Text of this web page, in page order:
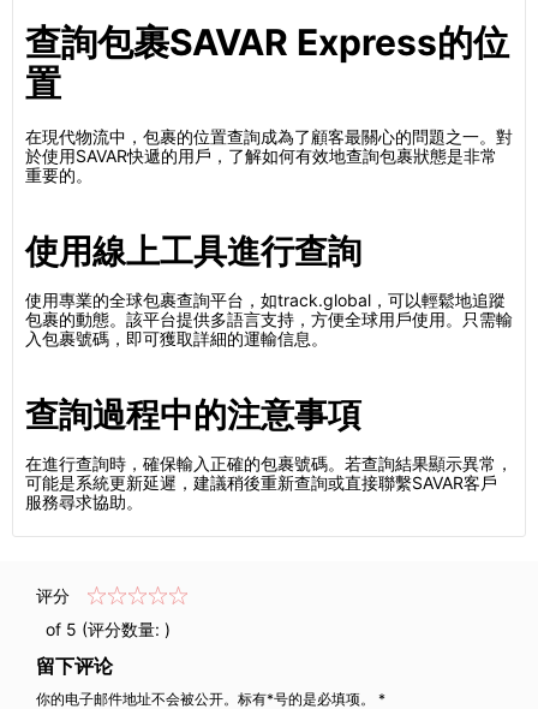
查詢包裹SAVAR Express的位
置
在現代物流中，包裹的位置查詢成為了顧客最關心的問題之一。對
於使用SAVAR快遞的用戶，了解如何有效地查詢包裹狀態是非常
重要的。
使用線上工具進行查詢
使用專業的全球包裹查詢平台，如track.global，可以輕鬆地追蹤
包裹的動態。該平台提供多語言支持，方便全球用戶使用。只需輸
入包裹號碼，即可獲取詳細的運輸信息。
查詢過程中的注意事項
在進行查詢時，確保輸入正確的包裹號碼。若查詢結果顯示異常，
可能是系統更新延遲，建議稍後重新查詢或直接聯繫SAVAR客戶
服務尋求協助。
评分
of 5 (评分数量: )
留下评论
你的电子邮件地址不会被公开。标有*号的是必填项。 *